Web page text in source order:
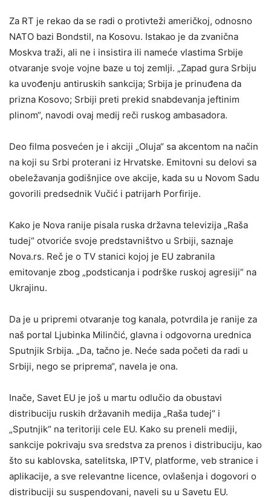
Za RT je rekao da se radi o protivteži američkoj, odnosno
NATO bazi Bondstil, na Kosovu. Istakao je da zvanična
Moskva traži, ali ne i insistira ili nameće vlastima Srbije
otvaranje svoje vojne baze u toj zemlji. „Zapad gura Srbiju
ka uvođenju antiruskih sankcija; Srbija je prinuđena da
prizna Kosovo; Srbiji preti prekid snabdevanja jeftinim
plinom“, navodi ovaj medij reči ruskog ambasadora.
Deo filma posvećen je i akciji „Oluja“ sa akcentom na način
na koji su Srbi proterani iz Hrvatske. Emitovni su delovi sa
obeležavanja godišnjice ove akcije, kada su u Novom Sadu
govorili predsednik Vučić i patrijarh Porfirije.
Kako je Nova ranije pisala ruska državna televizija „Raša
tudej“ otvoriće svoje predstavništvo u Srbiji, saznaje
Nova.rs. Reč je o TV stanici kojoj je EU zabranila
emitovanje zbog „podsticanja i podrške ruskoj agresiji” na
Ukrajinu.
Da je u pripremi otvaranje tog kanala, potvrdila je ranije za
naš portal Ljubinka Milinčić, glavna i odgovorna urednica
Sputnjik Srbija. „Da, tačno je. Neće sada početi da radi u
Srbiji, nego se priprema“, navela je ona.
Inače, Savet EU je još u martu odlučio da obustavi
distribuciju ruskih državanih medija „Raša tudej“ i
„Sputnjik“ na teritoriji cele EU. Kako su preneli mediji,
sankcije pokrivaju sva sredstva za prenos i distribuciju, kao
što su kablovska, satelitska, IPTV, platforme, veb stranice i
aplikacije, a sve relevantne licence, ovlašenja i dogovori o
distribuciji su suspendovani, naveli su u Savetu EU.